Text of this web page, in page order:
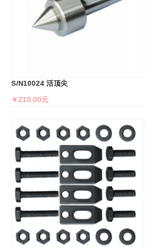
S/N10024 活顶尖
￥210.00元